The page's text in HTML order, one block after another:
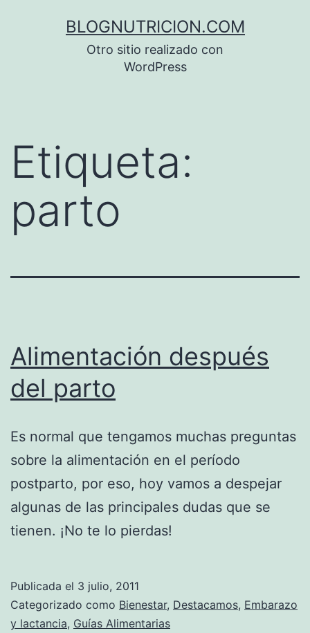
BLOGNUTRICION.COM
Otro sitio realizado con
WordPress
Etiqueta:
parto
Alimentación después
del parto
Es normal que tengamos muchas preguntas
sobre la alimentación en el período
postparto, por eso, hoy vamos a despejar
algunas de las principales dudas que se
tienen. ¡No te lo pierdas!
Publicada el 3 julio, 2011
Categorizado como Bienestar, Destacamos, Embarazo
y lactancia, Guías Alimentarias